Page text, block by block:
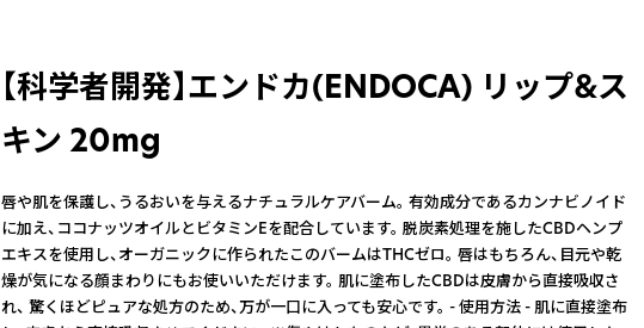
【科学者開発】エンドカ(ENDOCA) リップ&ス
キン 20mg
唇や肌を保護し、うるおいを与えるナチュラルケアバーム。 有効成分であるカンナビノイド
に加え、ココナッツオイルとビタミンEを配合しています。 脱炭素処理を施したCBDヘンプ
エキスを使用し、オーガニックに作られたこのバームはTHCゼロ。 唇はもちろん、目元や乾
燥が気になる顔まわりにもお使いいただけます。 肌に塗布したCBDは皮膚から直接吸収さ
れ、 驚くほどピュアな処方のため、万が一口に入っても安心です。 - 使用方法 - 肌に直接塗布